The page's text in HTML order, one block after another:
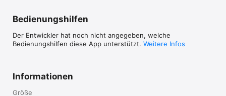
Bedienungshilfen
Der Entwickler hat noch nicht angegeben, welche
Bedienungshilfen diese App unterstützt. Weitere Infos
Informationen
Größe